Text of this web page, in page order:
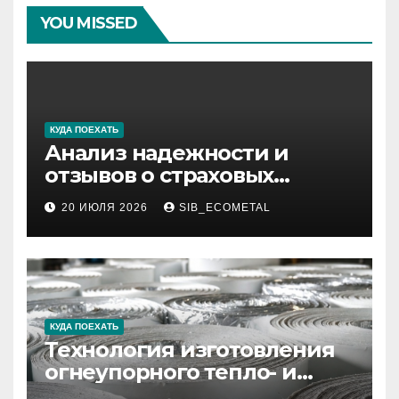
YOU MISSED
КУДА ПОЕХАТЬ
Анализ надежности и
отзывов о страховых
компаниях по итогам 2026
года
20 ИЮЛЯ 2026 SIB_ECOMETAL
КУДА ПОЕХАТЬ
Технология изготовления
огнеупорного тепло- и